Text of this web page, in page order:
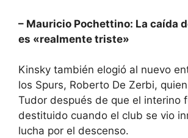
– Mauricio Pochettino: La caída
es «realmente triste»
Kinsky también elogió al nuevo
los Spurs, Roberto De Zerbi,
Tudor después de que el interino
destituido cuando el club se vio
lucha por el descenso.